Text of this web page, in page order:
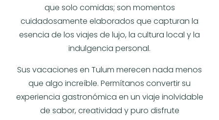
que solo comidas; son momentos
cuidadosamente elaborados que capturan la
esencia de los viajes de lujo, la cultura local y la
indulgencia personal.
Sus vacaciones en Tulum merecen nada menos
que algo increíble. Permítanos convertir su
experiencia gastronómica en un viaje inolvidable
de sabor, creatividad y puro disfrute